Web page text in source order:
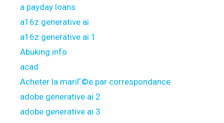
a payday loans
a16z generative ai
a16z generative ai 1
Abuking.info
acad
Acheter la mariГ©e par correspondance
adobe generative ai 2
adobe generative ai 3